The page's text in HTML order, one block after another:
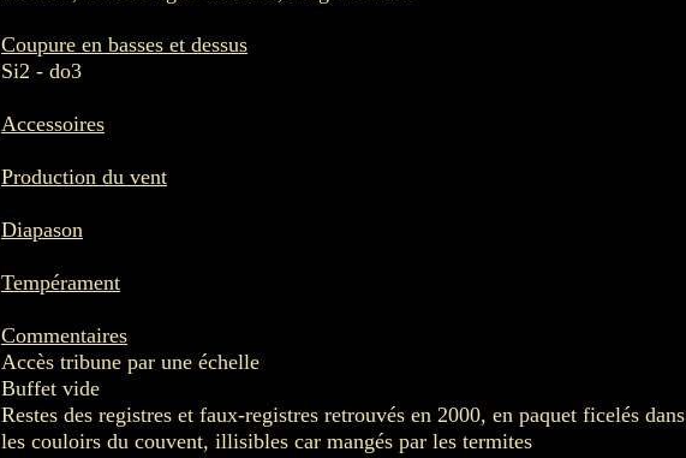
Coupure en basses et dessus
Si2 - do3
Accessoires
Production du vent
Diapason
Tempérament
Commentaires
Accès tribune par une échelle
Buffet vide
Restes des registres et faux-registres retrouvés en 2000, en paquet ficelés dans
les couloirs du couvent, illisibles car mangés par les termites